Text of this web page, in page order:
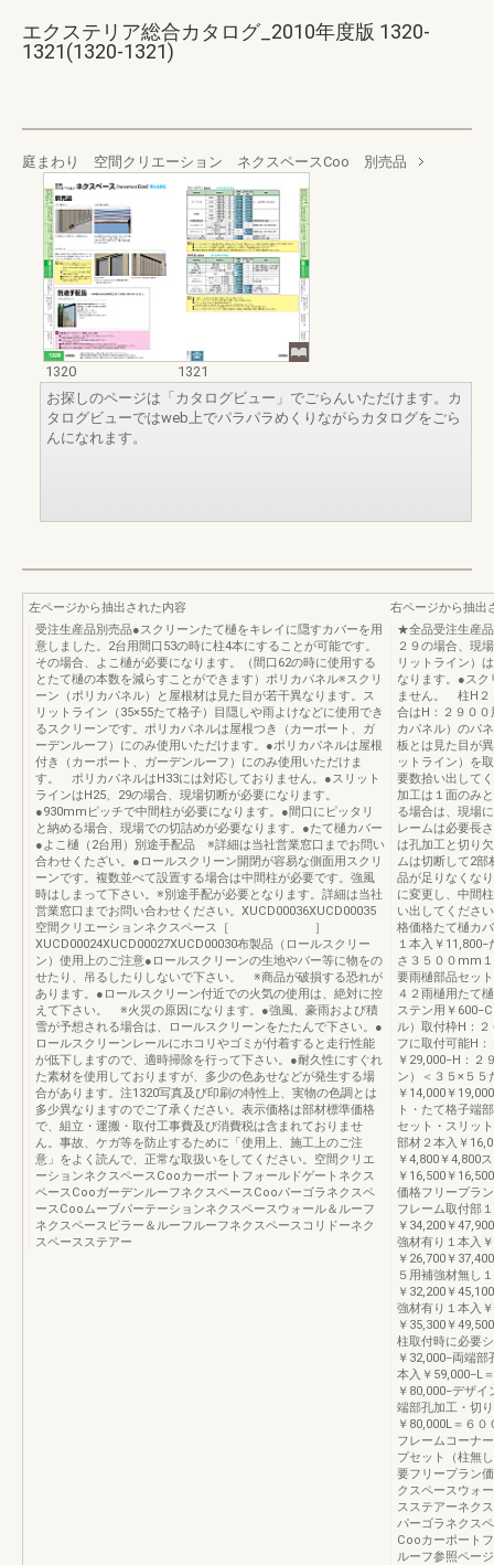
エクステリア総合カタログ_2010年度版 1320-
1321(1320-1321)
庭まわり 空間クリエーション ネクスペースCoo 別売品
1320
1321
お探しのページは「カタログビュー」でごらんいただけます。カ
タログビューではweb上でパラパラめくりながらカタログをごら
んになれます。
左ページから抽出された内容
受注生産品別売品●スクリーンたて樋をキレイに隠すカバーを用
意しました。2台用間口53の時に柱4本にすることが可能です。
その場合、よこ樋が必要になります。（間口62の時に使用する
とたて樋の本数を減らすことができます）ポリカパネル※スクリ
ーン（ポリカパネル）と屋根材は見た目が若干異なります。ス
リットライン（35×55たて格子）目隠しや雨よけなどに使用でき
るスクリーンです。ポリカパネルは屋根つき（カーポート、ガ
ーデンルーフ）にのみ使用いただけます。●ポリカパネルは屋根
付き（カーポート、ガーデンルーフ）にのみ使用いただけま
す。 ポリカパネルはH33には対応しておりません。●スリット
ラインはH25、29の場合、現場切断が必要になります。
●930mmピッチで中間柱が必要になります。●間口にピッタリ
と納める場合、現場での切詰めが必要なります。●たて樋カバー
●よこ樋（2台用）別途手配品 ※詳細は当社営業窓口までお問い
合わせくたざい。●ロールスクリーン開閉が容易な側面用スクリ
ーンです。複数並べて設置する場合は中間柱が必要です。強風
時はしまって下さい。※別途手配が必要となります。詳細は当社
営業窓口までお問い合わせください。XUCD00036XUCD00035
空間クリエーションネクスペース［ ］
XUCD00024XUCD00027XUCD00030布製品（ロールスクリー
ン）使用上のご注意●ロールスクリーンの生地やバー等に物をの
せたり、吊るしたりしないで下さい。 ※商品が破損する恐れが
あります。●ロールスクリーン付近での火気の使用は、絶対に控
えて下さい。 ※火災の原因になります。●強風、豪雨および積
雪が予想される場合は、ロールスクリーンをたたんで下さい。●
ロールスクリーンレールにホコリやゴミが付着すると走行性能
が低下しますので、適時掃除を行って下さい。●耐久性にすぐれ
た素材を使用しておりますが、多少の色あせなどが発生する場
合があります。注1320写真及び印刷の特性上、実物の色調とは
多少異なりますのでご了承ください。表示価格は部材標準価格
で、組立・運搬・取付工事費及び消費税は含まれておりませ
ん。事故、ケガ等を防止するために「使用上、施工上のご注
意」をよく読んで、正常な取扱いをしてください。空間クリエ
ーションネクスペースCooカーポートフォールドゲートネクス
ペースCooガーデンルーフネクスペースCooパーゴラネクスペ
ースCooムーブパーテーションネクスペースウォール＆ルーフ
ネクスペースピラー＆ルーフルーフネクスペースコリドーネク
スペースステアー
右ページから抽出
★全品受注生産
２９の場合、現
リットライン）
なります。●スク
ません。 柱H２
合はH：２９０
カパネル）のパ
板とは見た目が
ットライン）を
要数拾い出して
加工は１面のみ
る場合は、現場
レームは必要長
は孔加工と切り
ムは切断して2部
品が足りなくな
に変更し、中間
い出してくださ
格価格たて樋カ
１本入￥
さ３５００mm
要雨樋部品セッ
４２雨樋用たて
ステン用￥
ル）取付枠H：
フに取付可能H
￥29,000−H：２
ン）＜３５×５５
￥14,000￥
ト・たて格子端
セット・スリッ
部材２本入￥
￥4,800￥4,800
￥16,500￥
価格フリープラ
フレーム取付部
￥34,200￥
強材有り１本入
￥26,700￥
５用補強材無し
￥32,200￥
強材有り１本入
￥35,300￥
柱取付時に必要
￥32,000−両端
本入￥59,000−L
￥80,000−デザ
端部孔加工・切
￥80,000L＝６
フレームコーナ
プセット（柱無
要フリープラン
クスペースウォ
スステアーネク
パーゴラネクス
Cooカーポート
ルーフ参照ペー